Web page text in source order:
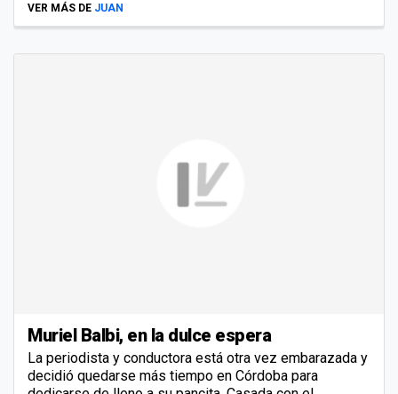
VER MÁS DE JUAN
Muriel Balbi, en la dulce espera
La periodista y conductora está otra vez embarazada y
decidió quedarse más tiempo en Córdoba para